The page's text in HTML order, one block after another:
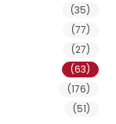
(35)
(77)
(27)
(63)
(176)
(51)